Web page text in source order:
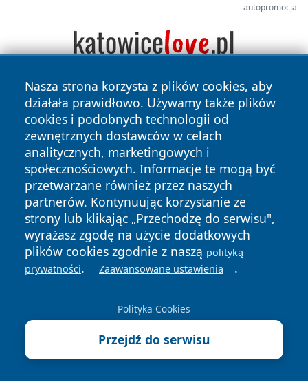
autopromocja
Nasza strona korzysta z plików cookies, aby
działała prawidłowo. Używamy także plików
cookies i podobnych technologii od
zewnętrznych dostawców w celach
analitycznych, marketingowych i
społecznościowych. Informacje te mogą być
przetwarzane również przez naszych
partnerów. Kontynuując korzystanie ze
strony lub klikając „Przechodzę do serwisu",
wyrażasz zgodę na użycie dodatkowych
plików cookies zgodnie z naszą polityką
prywatności. Zaawansowane ustawienia .
Polityka Cookies
Przejdź do serwisu
Copyright © 2026 pulsbydgoszczy.pl Wszystkie prawa
zastrzeżone.
News Autorzy
Polityka
Prywatności
Polityka
Cookies